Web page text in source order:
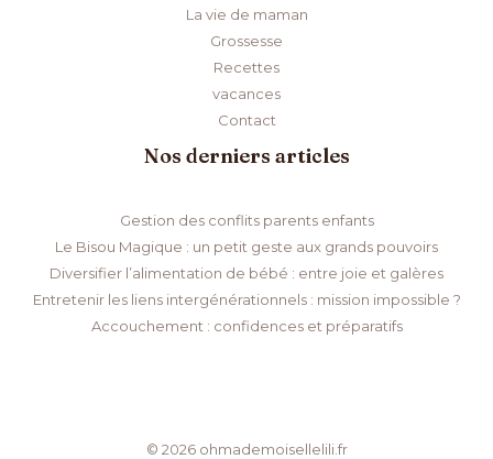
La vie de maman
Grossesse
Recettes
vacances
Contact
Nos derniers articles
Gestion des conflits parents enfants
Le Bisou Magique : un petit geste aux grands pouvoirs
Diversifier l’alimentation de bébé : entre joie et galères
Entretenir les liens intergénérationnels : mission impossible ?
Accouchement : confidences et préparatifs
© 2026 ohmademoisellelili.fr